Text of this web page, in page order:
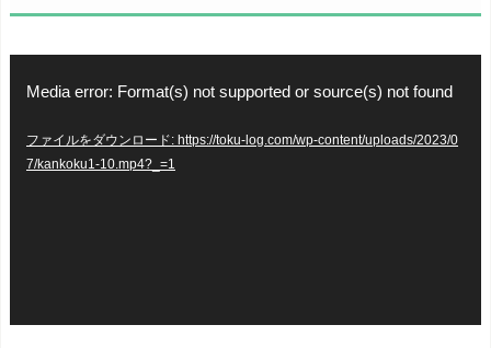
プ
Media error: Format(s) not supported or source(s) not found
ファイルをダウンロード: https://toku-log.com/wp-content/uploads/2023/0
7/kankoku1-10.mp4?_=1